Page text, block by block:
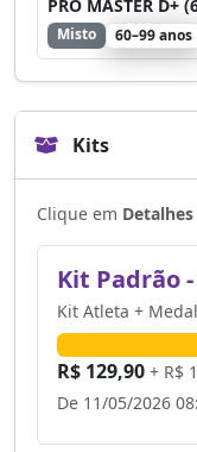
PRO MASTER D+
Misto 60–99 anos
Kits
Clique em Detalhes
Kit Padrão -
Kit Atleta +
R$ 129,90 + R$
De 11/05/2026